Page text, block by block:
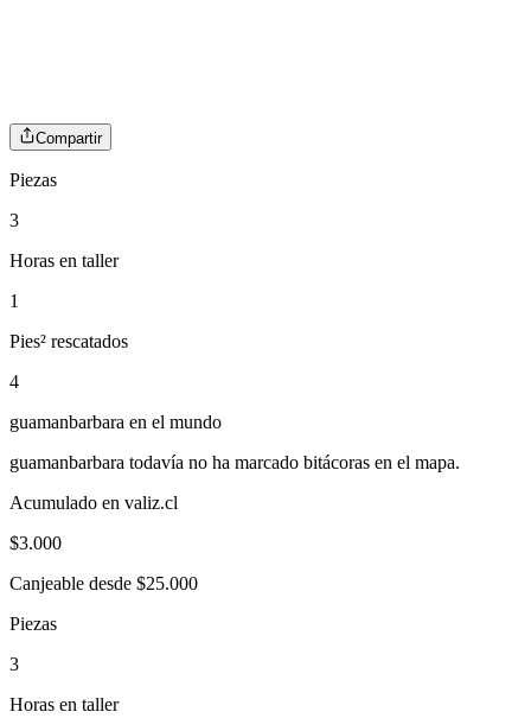
Compartir
Piezas
3
Horas en taller
1
Pies² rescatados
4
guamanbarbara en el mundo
guamanbarbara todavía no ha marcado bitácoras en el mapa.
Acumulado en valiz.cl
$3.000
Canjeable desde $25.000
Piezas
3
Horas en taller